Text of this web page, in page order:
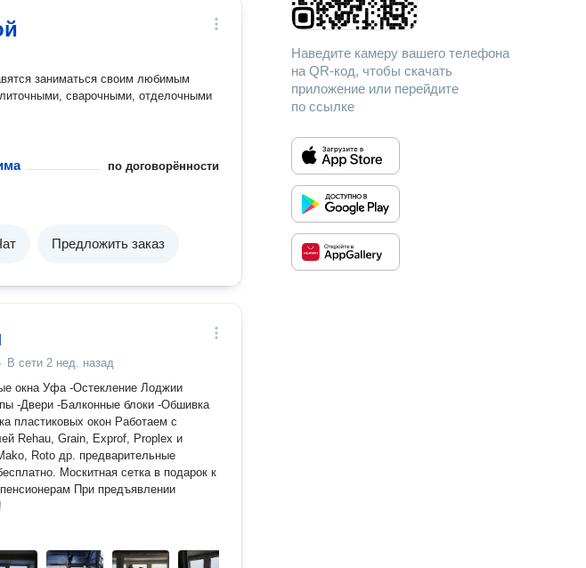
заниматься своим любимым
сварочными, отделочными
по договорённости
Предложить заказ
· В сети 2 нед. назад
Rehau, Grain, Exprof, Proplex и
предварительные
Москитная сетка в подарок к
При предъявлении
Наведите камеру вашего телефона
на QR-код, чтобы скачать
приложение или перейдите
по ссылке